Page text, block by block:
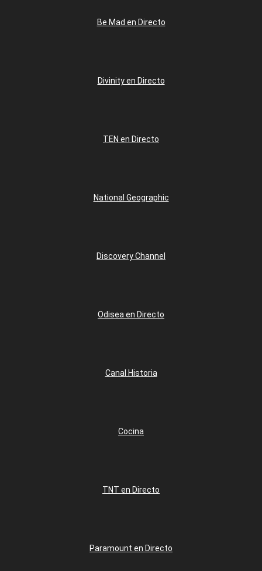
Be Mad en Directo
Divinity en Directo
TEN en Directo
National Geographic
Discovery Channel
Odisea en Directo
Canal Historia
Cocina
TNT en Directo
Paramount en Directo